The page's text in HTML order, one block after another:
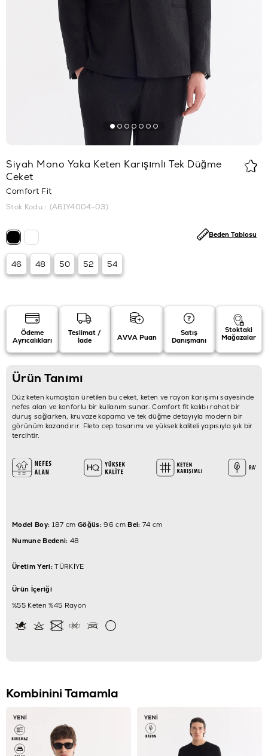
Siyah Mono Yaka Keten Karışımlı Tek Düğme
Ceket
Comfort Fit
Stok Kodu (A61Y4004-03)
46 48 50 52 54
Beden Tablosu
Ödeme
Ayrıcalıkları
Teslimat /
İade
AVVA Puan
Satış
Danışmanı
Stoktaki
Mağazalar
Ürün Tanımı
Düz keten kumaştan üretilen bu ceket, keten ve rayon karışımı sayesinde
nefes alan ve konforlu bir kullanım sunar. Comfort fit kalıbı rahat bir
duruş sağlarken, kruvaze kapama ve tek düğme detayıyla modern bir
görünüm kazandırır. Fleto cep tasarımı ve yüksek kaliteli yapısıyla şık bir
tercihtir.
Model Boy: 187 cm Göğüs:96 cmBel: 74 cm
Numune Bedeni: 48
Üretim Yeri:TÜRKİYE
Ürün İçeriği
%55 Keten %45 Rayon
Kombinini Tamamla